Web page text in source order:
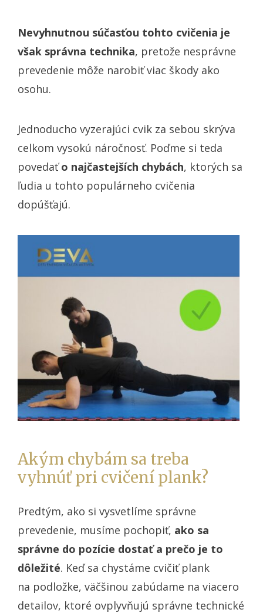
Nevyhnutnou súčasťou tohto cvičenia je
však správna technika, pretože nesprávne
prevedenie môže narobiť viac škody ako
osohu.
Jednoducho vyzerajúci cvik za sebou skrýva
celkom vysokú náročnosť. Poďme si teda
povedaťo najčastejších chybách, ktorých sa
ľudia u tohto populárneho cvičenia
dopúšťajú.
Akým chybám sa treba
vyhnúť pri cvičení plank?
Predtým, ako si vysvetlíme správne
prevedenie, musíme pochopiť, ako sa
správne do pozície dostať a prečo je to
dôležité. Keď sa chystáme cvičiť plank
na podložke, väčšinou zabúdame na viacero
detailov, ktoré ovplyvňujú správne technické